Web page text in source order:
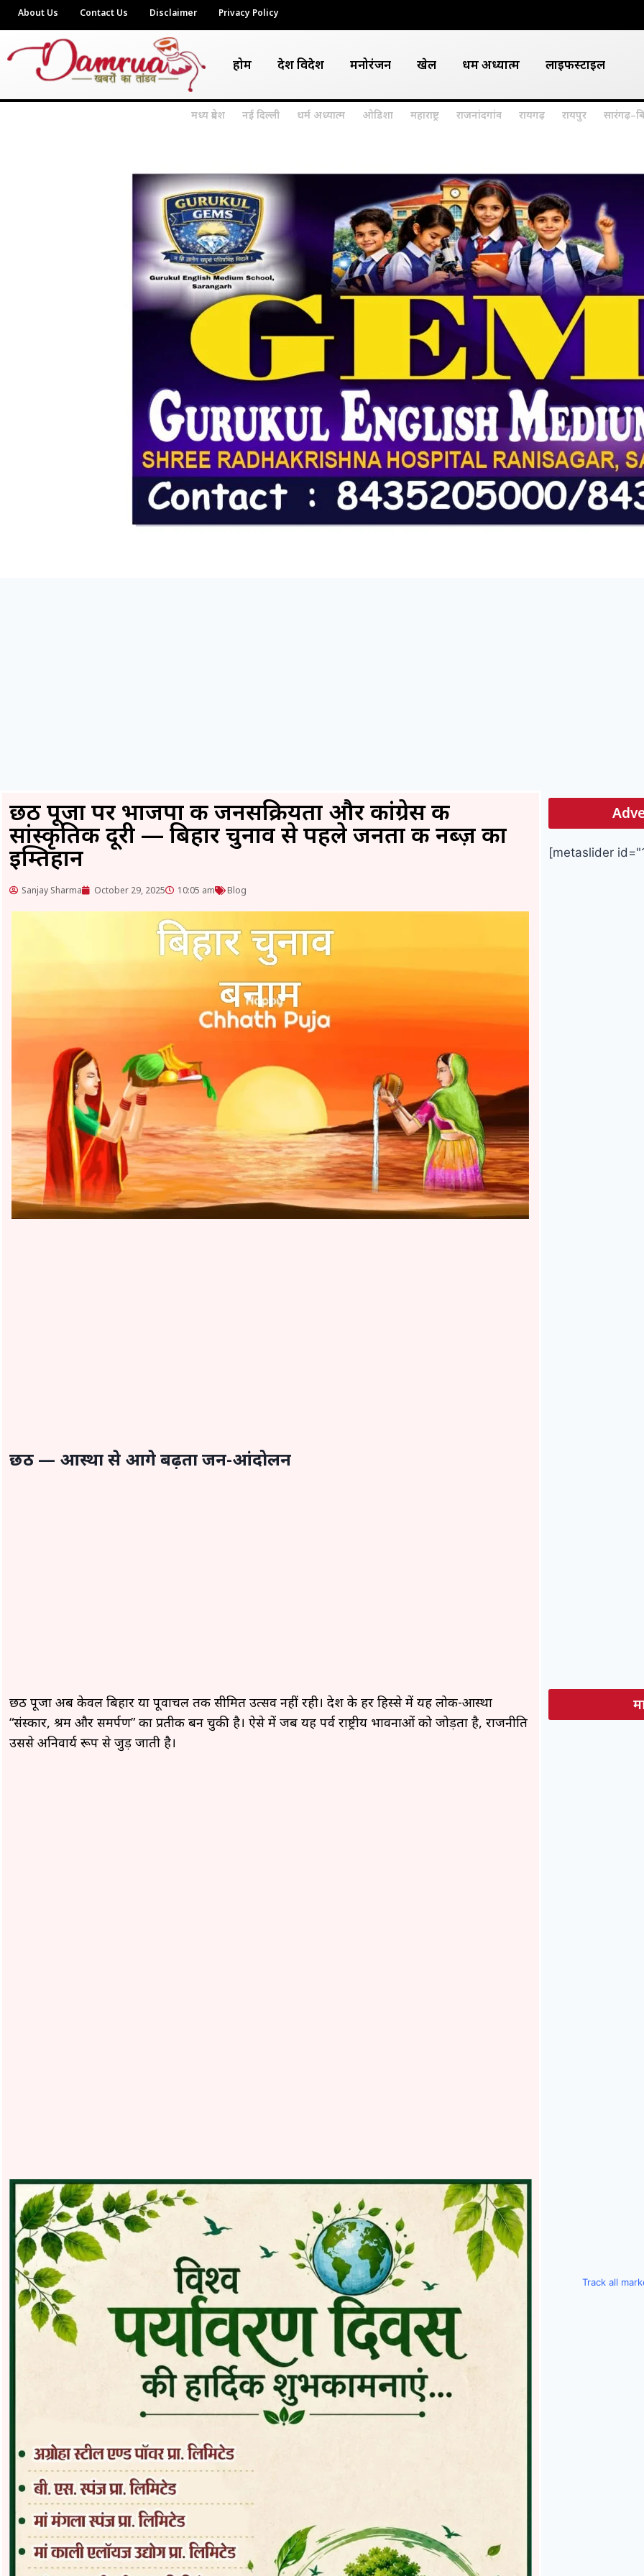
About Us Contact Us Disclaimer Privacy Policy
होम देश विदेश मनोरंजन खेल धर्म अध्यात्म लाइफस्टाइल
मध्य प्रदेश नई दिल्ली धर्म अध्यात्म ओडिशा महाराष्ट्र राजनांदगांव रायगढ़ रायपुर
छठ पूजा पर भाजपा की जनसक्रियता और कांग्रेस की
सांस्कृतिक दूरी — बिहार चुनाव से पहले जनता की नब्ज़ का
इम्तिहान
Sanjay Sharma October 29, 2025 10:05 am Blog
छठ — आस्थासे आगे बढ़ता जन-आंदोलन
छठ पूजा अब केवल बिहार या पूर्वांचल तक सीमित उत्सव नहीं रही। देश के हर हिस्से में यह लोक-आस्था
“संस्कार, श्रम और समर्पण” का प्रतीक बन चुकी है। ऐसे में जब यह पर्व राष्ट्रीय भावनाओं को जोड़ता है, राजनीति
उससे अनिवार्य रूप से जुड़ जाती है।
[metaslider
Track all